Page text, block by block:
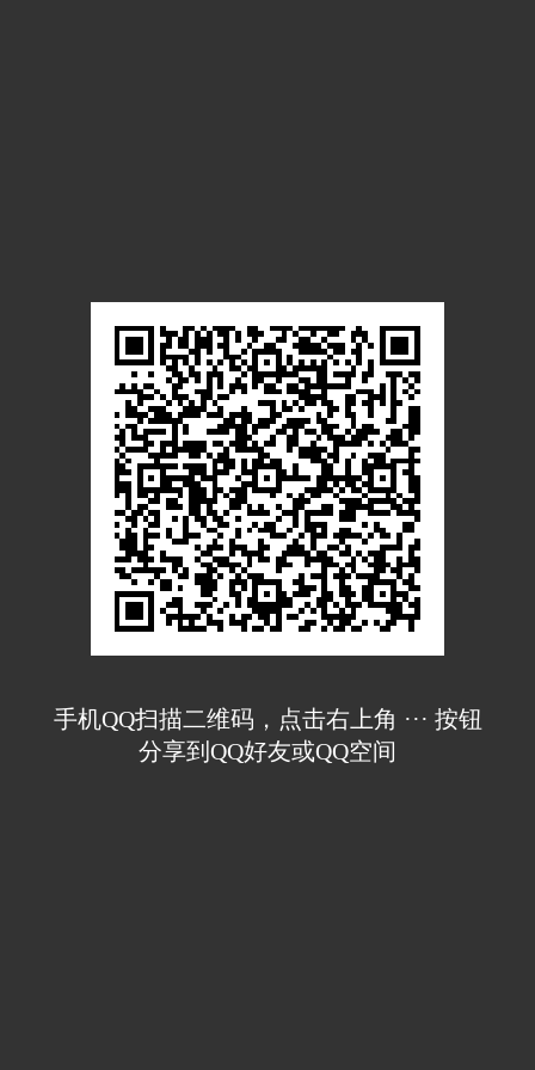
手机QQ扫描二维码，点击右上角 ··· 按钮
分享到QQ好友或QQ空间